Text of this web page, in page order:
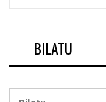
BILATU